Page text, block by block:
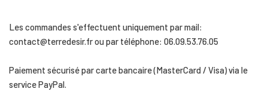
Les commandes s'effectuent uniquement par mail:
contact@terredesir.fr ou par téléphone: 06.09.53.76.05
Paiement sécurisé par carte bancaire (MasterCard / Visa) via le
service PayPal.